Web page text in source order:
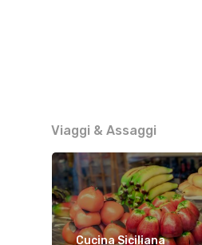
Viaggi & Assaggi
Cucina Siciliana